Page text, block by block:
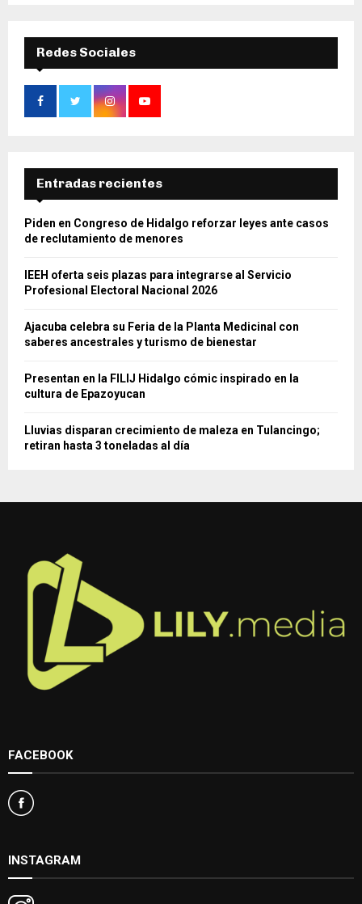
Redes Sociales
Entradas recientes
Piden en Congreso de Hidalgo reforzar leyes ante casos
de reclutamiento de menores
IEEH oferta seis plazas para integrarse al Servicio
Profesional Electoral Nacional 2026
Ajacuba celebra su Feria de la Planta Medicinal con
saberes ancestrales y turismo de bienestar
Presentan en la FILIJ Hidalgo cómic inspirado en la
cultura de Epazoyucan
Lluvias disparan crecimiento de maleza en Tulancingo;
retiran hasta 3 toneladas al día
FACEBOOK
INSTAGRAM